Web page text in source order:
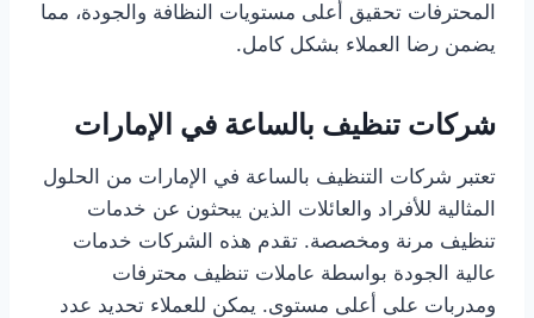
المحترفات تحقيق أعلى مستويات النظافة والجودة، مما
يضمن رضا العملاء بشكل كامل.
شركات تنظيف بالساعة في الإمارات
تعتبر شركات التنظيف بالساعة في الإمارات من الحلول
المثالية للأفراد والعائلات الذين يبحثون عن خدمات
تنظيف مرنة ومخصصة. تقدم هذه الشركات خدمات
عالية الجودة بواسطة عاملات تنظيف محترفات
ومدربات على أعلى مستوى. يمكن للعملاء تحديد عدد